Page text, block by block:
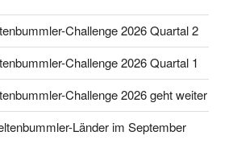
Challenge 2026 Quartal 2
Challenge 2026 Quartal 1
Challenge 2026 geht weiter
Länder im September